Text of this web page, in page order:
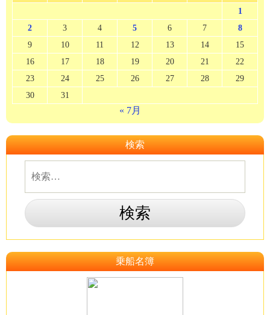
1
2
3 4 5 6 7
8
9
10 11 12 13 14
15
16
17 18 19 20 21
22
23
24 25 26 27 28
29
30
31
« 7月
検索
乗船名簿